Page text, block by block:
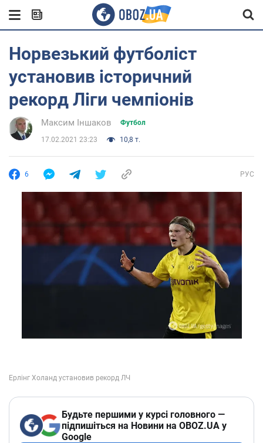
Норвезький футболіст
установив історичний
рекорд Ліги чемпіонів
Максим Іншаков Футбол
17.02.2021 23:23 10,8 т.
6 РУС
Будьте першими у курсі головного —
підпишіться на Новини на OBOZ.UA у
Google